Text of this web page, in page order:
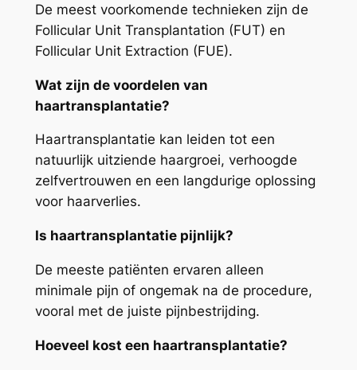
De meest voorkomende technieken zijn de
Follicular Unit Transplantation (FUT) en
Follicular Unit Extraction (FUE).
Wat zijn de voordelen van
haartransplantatie?
Haartransplantatie kan leiden tot een
natuurlijk uitziende haargroei, verhoogde
zelfvertrouwen en een langdurige oplossing
voor haarverlies.
Is haartransplantatie pijnlijk?
De meeste patiënten ervaren alleen
minimale pijn of ongemak na de procedure,
vooral met de juiste pijnbestrijding.
Hoeveel kost een haartransplantatie?